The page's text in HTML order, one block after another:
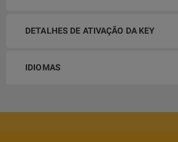
DETALHES DE ATIVAÇÃO DA KEY
IDIOMAS